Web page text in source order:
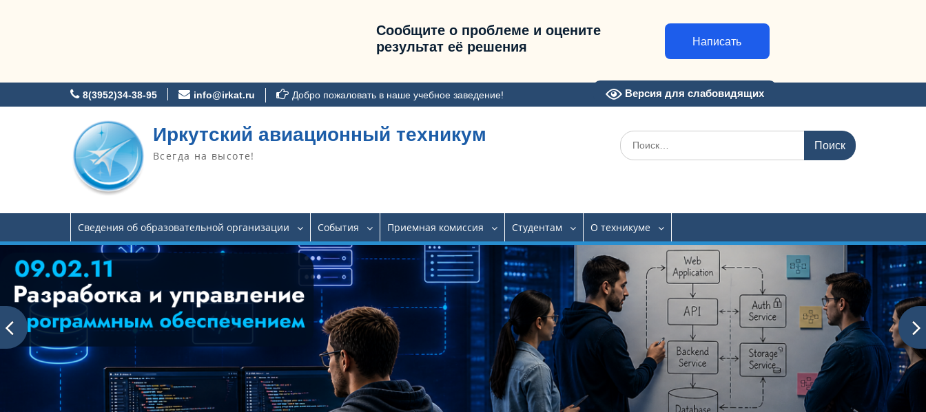
Сообщите о проблеме и оцените
результат её решения
Написать
к
8(3952)34-38-95 info@irkat.ru Добро пожаловать в наше учебное заведение! Версия для слабовидящих
Иркутский авиационный техникум
Всегда на высоте!
Искать:
Сведения об образовательной организации События Приемная комиссия Студентам О техникуме